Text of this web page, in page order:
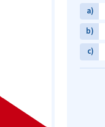
a)
b)
c)